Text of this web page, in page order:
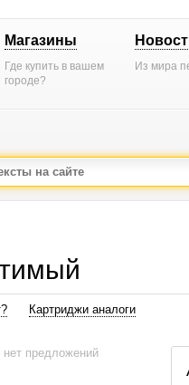
Магазины
Где купить в вашем
городе?
Из мира
Картриджи аналоги
нет предложений